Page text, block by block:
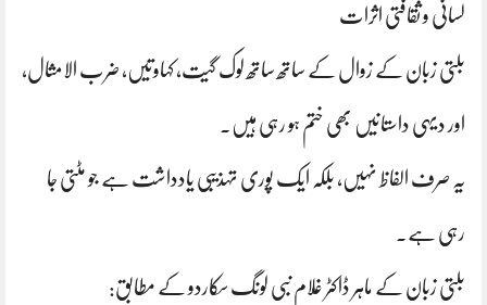
لسانی و ثقافتی اثرات
بلتی زبان کے زوال کے ساتھ ساتھ لوک گیت، کہاوتیں، ضرب الامثال،
اور دیہی داستانیں بھی ختم ہو رہی ہیں۔
یہ صرف الفاظ نہیں، بلکہ ایک پوری تہذیبی یادداشت ہے جو مٹتی جا
رہی ہے۔
بلتی زبان کے ماہر ڈاکٹر غلام نبی لونگ سکاردو کے مطابق: